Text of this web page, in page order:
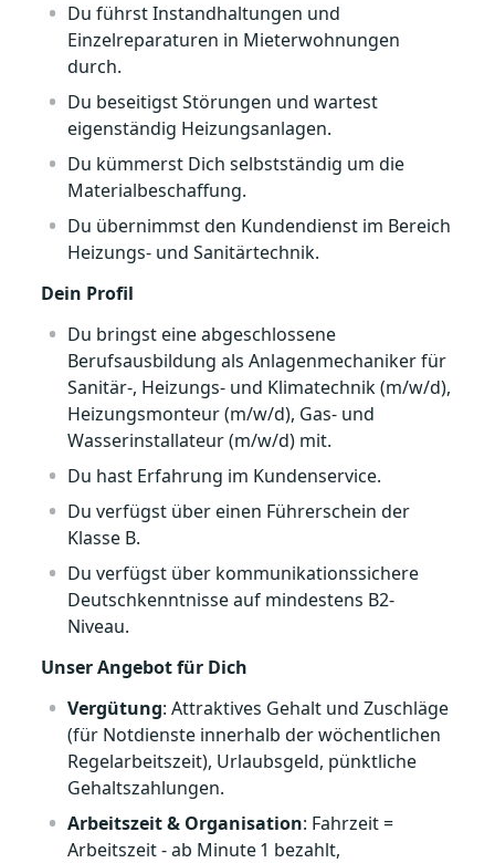
Du führst Instandhaltungen und
Einzelreparaturen in Mieterwohnungen
durch.
Du beseitigst Störungen und wartest
eigenständig Heizungsanlagen.
Du kümmerst Dich selbstständig um die
Materialbeschaffung.
Du übernimmst den Kundendienst im Bereich
Heizungs- und Sanitärtechnik.
Dein Profil
Du bringst eine abgeschlossene
Berufsausbildung als Anlagenmechaniker für
Sanitär-, Heizungs- und Klimatechnik (m/w/d),
Heizungsmonteur (m/w/d), Gas- und
Wasserinstallateur (m/w/d) mit.
Du hast Erfahrung im Kundenservice.
Du verfügst über einen Führerschein der
Klasse B.
Du verfügst über kommunikationssichere
Deutschkenntnisse auf mindestens B2-
Niveau.
Unser Angebot für Dich
Vergütung: Attraktives Gehalt und Zuschläge
(für Notdienste innerhalb der wöchentlichen
Regelarbeitszeit), Urlaubsgeld, pünktliche
Gehaltszahlungen.
Arbeitszeit & Organisation: Fahrzeit =
Arbeitszeit - ab Minute 1 bezahlt,